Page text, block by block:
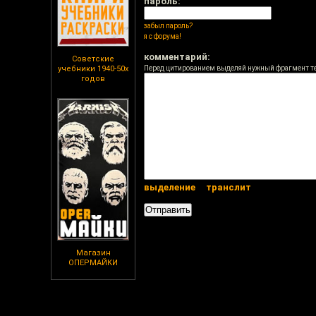
Советские
учебники 1940-50х
годов
Магазин
ОПЕРМАЙКИ
забыл пароль?
я с форума!
комментарий:
Перед цитированием выделяй нужный фрагмент
выделение транслит